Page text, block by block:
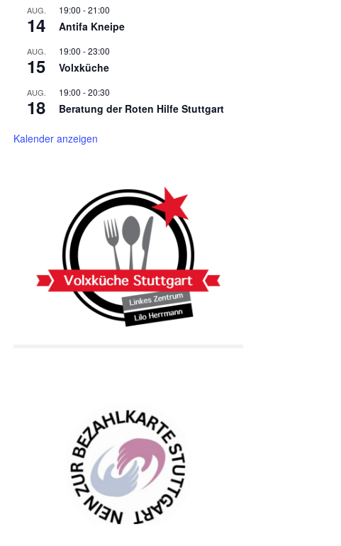
AUG.
14
19:00 -21:00
Antifa Kneipe
AUG.
15
19:00 -23:00
Volxküche
AUG.
18
19:00 -20:30
Beratung der Roten Hilfe Stuttgart
Kalender anzeigen